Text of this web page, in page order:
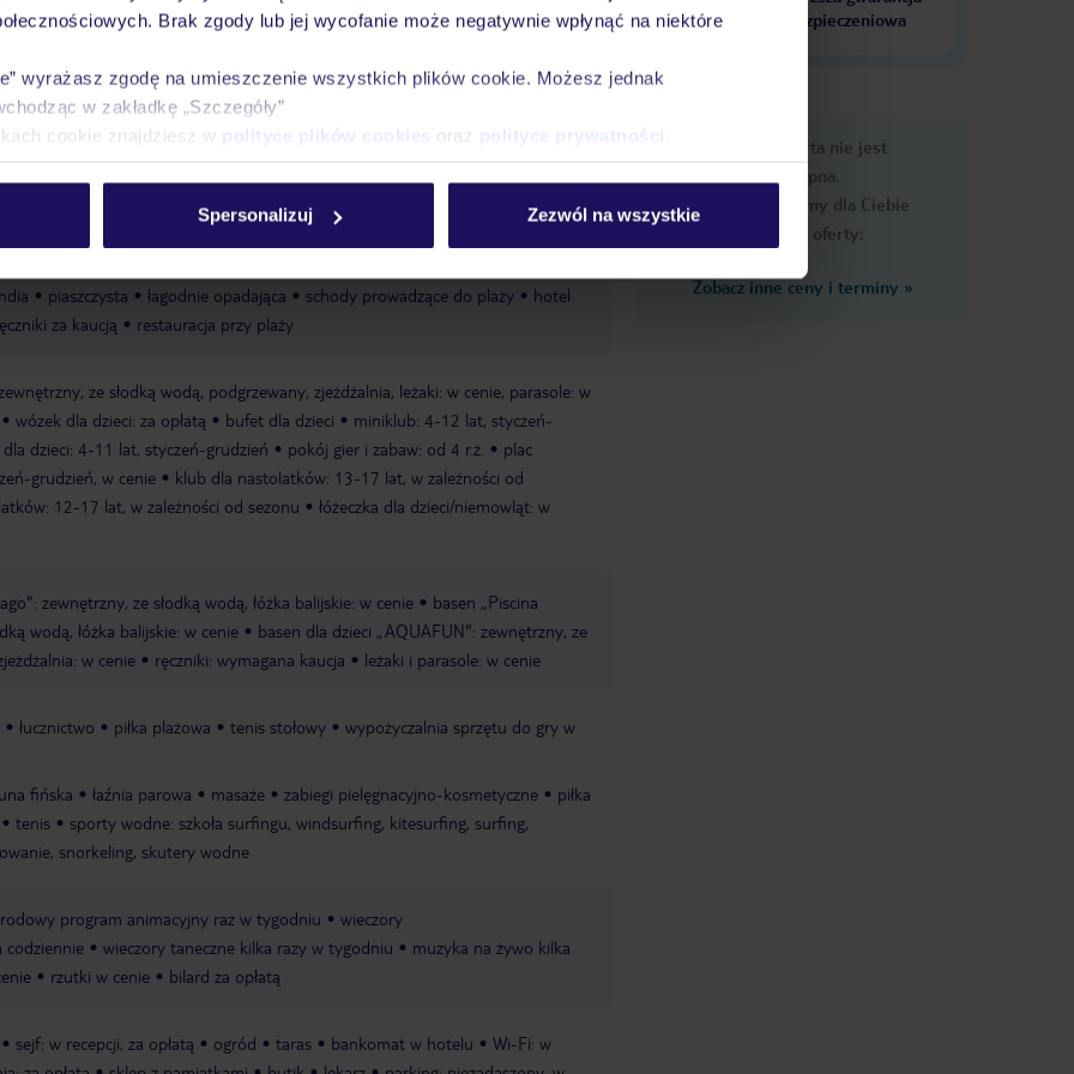
Brak zgody lub jej wycofanie może negatywnie wpłynąć na niektóre
wyrażasz zgodę na umieszczenie wszystkich plików cookie. Możesz jednak
w zakładkę „Szczegóły”
cookie znajdziesz w polityce plików cookies oraz polityce prywatności
Spersonalizuj Zezwól na wszystkie
30 lat w Polsce
wakacjach 24/7
krajach
ubezpieczeniowa
Pokoje
Ważne
piaszczysta łagodnie opadająca schody prowadzące do plaży
hotel
za kaucją restauracja przy plaży
ze słodką wodą, podgrzewany, zjeżdżalnia, leżaki: w cenie, parasole: w
wózek dla dzieci: za opłatą bufet dla dzieci
miniklub: 4-12 lat, styczeń-
dzieci: 4-11 lat, styczeń-grudzień pokój gier i zabaw: od 4 r.ż.
plac
grudzień, w cenie
klub dla nastolatków: 13-17 lat, w zależności od
12-17 lat, w zależności od sezonu
łóżeczka dla dzieci/niemowląt: w
zewnętrzny, ze słodką wodą, łóżka balijskie: w cenie
basen „Piscina
wodą, łóżka balijskie: w cenie
basen dla dzieci „AQUAFUN": zewnętrzny, ze
w cenie
ręczniki: wymagana kaucja leżaki i parasole: w cenie
łucznictwo piłka plażowa tenis stołowy
wypożyczalnia sprzętu do gry w
fińska łaźnia parowa masaże zabiegi pielęgnacyjno-kosmetyczne
piłka
tenis
sporty wodne: szkoła surfingu, windsurfing, kitesurfing, surfing,
snorkeling, skutery wodne
program animacyjny raz w tygodniu
wieczory
codziennie wieczory taneczne kilka razy w tygodniu
muzyka na żywo kilka
rzutki w cenie bilard za opłatą
sejf: w recepcji, za opłatą ogród taras bankomat w hotelu
Wi-Fi: w
Ups, ta oferta nie jest
dostępna.
Przygotowaliśmy dla Ciebie
podobne oferty:
Zobacz inne ceny i terminy »